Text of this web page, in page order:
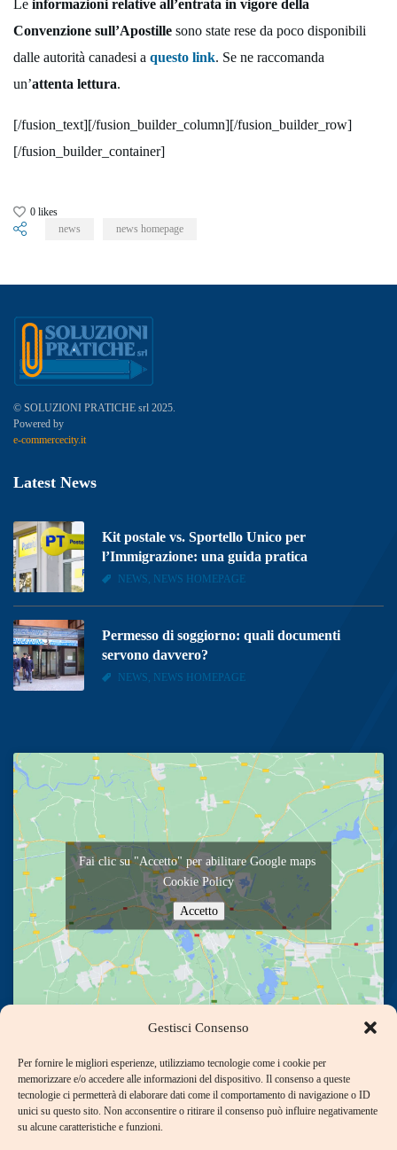
Gestisci Consenso
Per fornire le migliori esperienze, utilizziamo tecnologie come i cookie per
memorizzare e/o accedere alle informazioni del dispositivo. Il consenso a queste
tecnologie ci permetterà di elaborare dati come il comportamento di navigazione o ID
unici su questo sito. Non acconsentire o ritirare il consenso può influire negativamente
su alcune caratteristiche e funzioni.
Le informazioni relative all’entrata in vigore della
Convenzione sull’Apostille sono state rese da poco disponibili
dalle autorità canadesi a questo link. Se ne raccomanda
un’attenta lettura.
[/fusion_text][/fusion_builder_column][/fusion_builder_row]
[/fusion_builder_container]
0 likes
news
news homepage
© SOLUZIONI PRATICHE srl 2025.
Powered by
e-commercecity.it
Latest News
Kit postale vs. Sportello Unico per
l’Immigrazione: una guida pratica
NEWS, NEWS HOMEPAGE
Permesso di soggiorno: quali documenti
servono davvero?
NEWS, NEWS HOMEPAGE
Fai clic su "Accetto" per abilitare Google maps
Cookie Policy
Accetto
Contact Us
+39 06 397 215 85